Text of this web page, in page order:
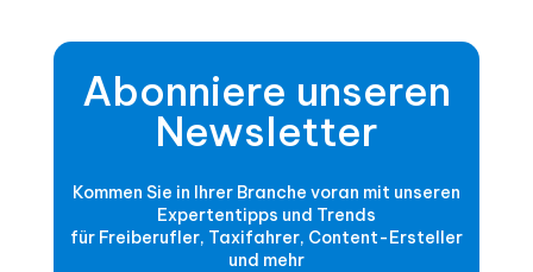
Abonniere unseren
Newsletter
Kommen Sie in Ihrer Branche voran mit unseren
Expertentipps und Trends
für Freiberufler, Taxifahrer, Content-Ersteller
und mehr